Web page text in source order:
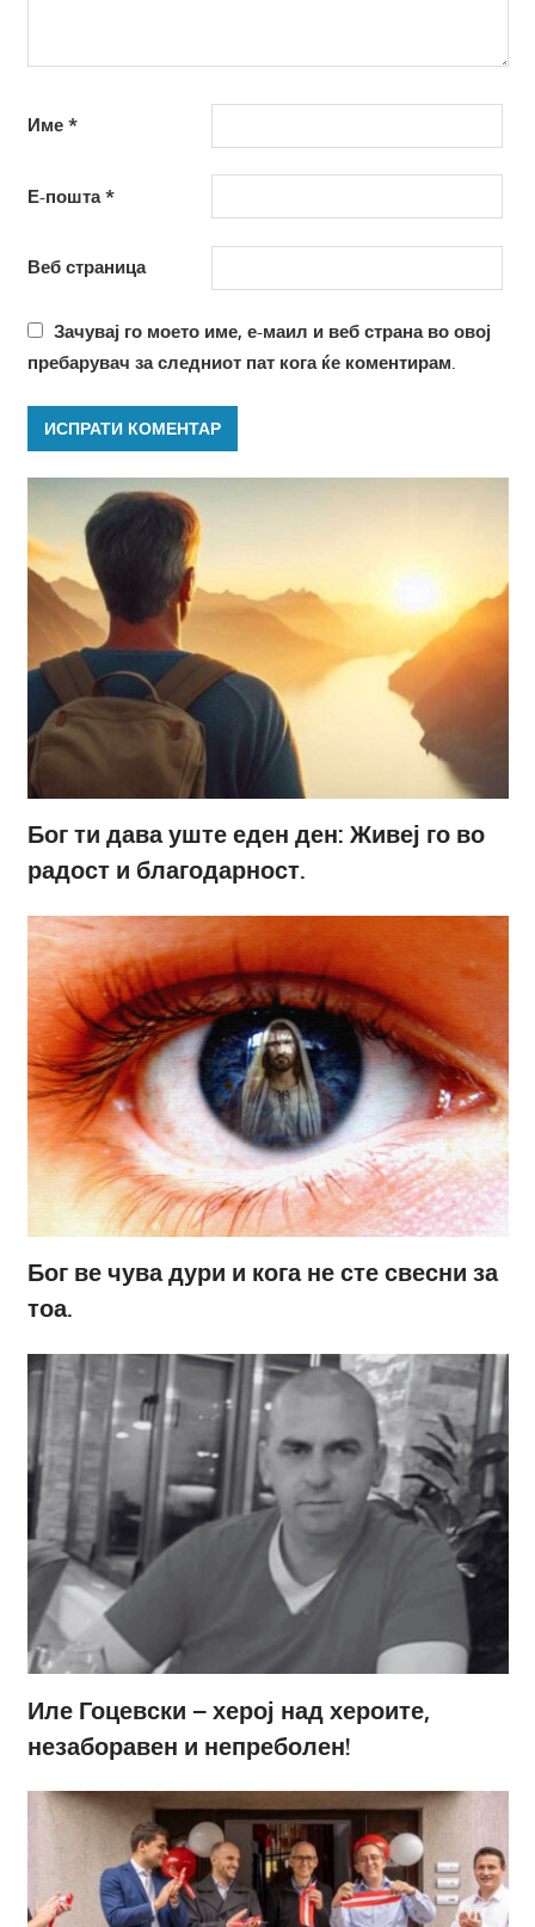
Име *
Е-пошта*
Веб страница
Зачувај го моето име, е-маил и веб страна во овој
пребарувач за следниот пат кога ќе коментирам.
Бог ти дава уште еден ден: Живеј го во
радост и благодарност.
Бог ве чува дури и кога не сте свесни за
тоа.
Иле Гоцевски – херој над хероите,
незаборавен и непреболен!